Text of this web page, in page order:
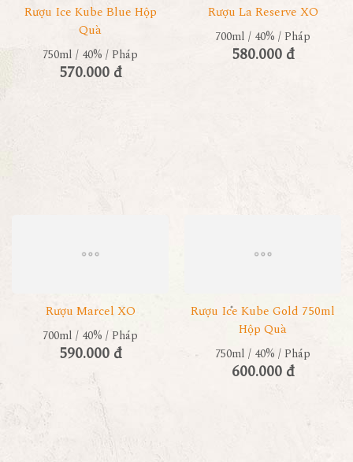
Rượu Ice Kube Blue Hộp
Quà
750ml / 40% / Pháp
570.000 đ
Rượu La Reserve XO
700ml / 40% / Pháp
580.000 đ
Rượu Marcel XO
700ml / 40% / Pháp
590.000 đ
Rượu Ice Kube Gold 750ml
Hộp Quà
750ml / 40% / Pháp
600.000 đ